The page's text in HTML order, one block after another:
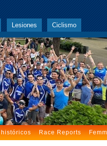
Lesiones Ciclismo
históricos Race Reports